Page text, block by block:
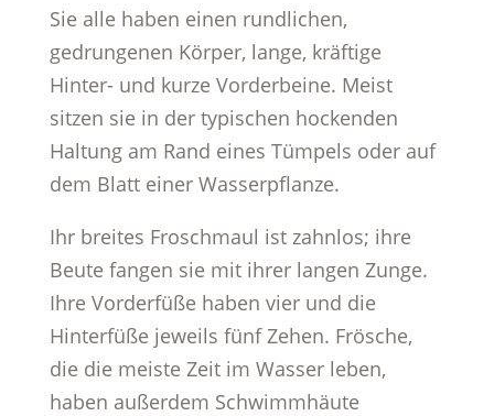
Sie alle haben einen rundlichen,
gedrungenen Körper, lange, kräftige
Hinter- und kurze Vorderbeine. Meist
sitzen sie in der typischen hockenden
Haltung am Rand eines Tümpels oder auf
dem Blatt einer Wasserpflanze.
Ihr breites Froschmaul ist zahnlos; ihre
Beute fangen sie mit ihrer langen Zunge.
Ihre Vorderfüße haben vier und die
Hinterfüße jeweils fünf Zehen. Frösche,
die die meiste Zeit im Wasser leben,
haben außerdem Schwimmhäute